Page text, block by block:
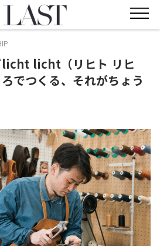
licht licht（リヒト リヒ
でつくる、それがちょう